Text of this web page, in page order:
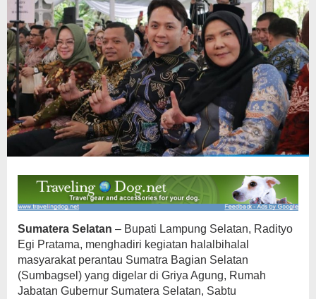
Sumatera Selatan – Bupati Lampung Selatan, Radityo
Egi Pratama, menghadiri kegiatan halalbihalal
masyarakat perantau Sumatra Bagian Selatan
(Sumbagsel) yang digelar di Griya Agung, Rumah
Jabatan Gubernur Sumatera Selatan, Sabtu